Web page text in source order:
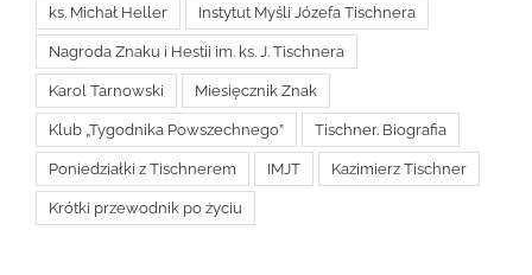
ks. Michał Heller Instytut Myśli Józefa Tischnera
Nagroda Znaku i Hestii im. ks. J. Tischnera
Karol Tarnowski Miesięcznik Znak
Klub „Tygodnika Powszechnego” Tischner. Biografia
Poniedziałki z Tischnerem IMJT Kazimierz Tischner
Krótki przewodnik po życiu